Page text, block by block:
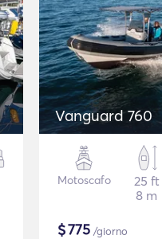
Vanguard 760
Motoscafo
25 ft
8 m
$775 /giorno